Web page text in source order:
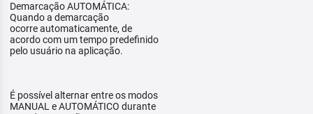
Demarcação AUTOMÁTICA:
Quando a demarcação
ocorre automaticamente, de
acordo com um tempo predefinido
pelo usuário na aplicação.
É possível alternar entre os modos
MANUAL e AUTOMÁTICO durante